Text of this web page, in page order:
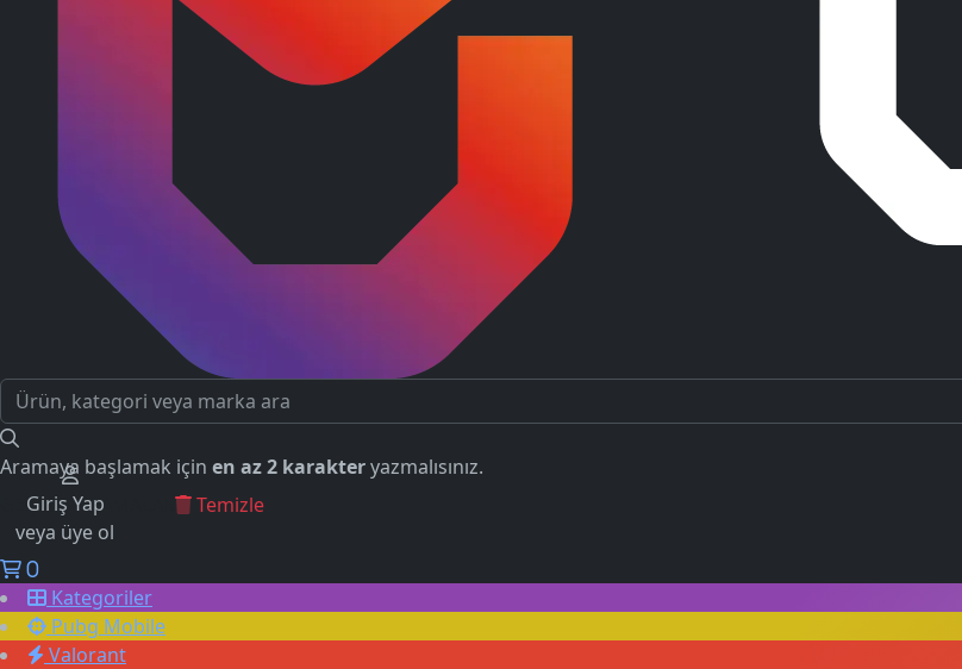
Aramaya başlamak için en az 2 karakteryazmalısınız.
GEÇMİŞ ARAMALAR
Temizle
Giriş Yap
veya üye ol
0
Kategoriler
Pubg Mobile
Valorant